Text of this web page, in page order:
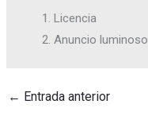
Licencia
Anuncio luminoso
← Entrada anterior